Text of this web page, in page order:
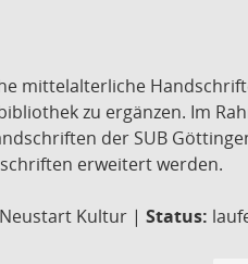
mittelalterliche
zu ergänzen. Im
der SUB
erweitert werden.
Kultur | Status: